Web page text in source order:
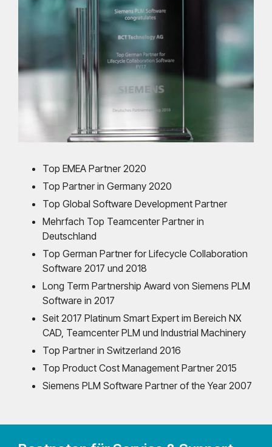
Top EMEA Partner 2020
Top Partner in Germany 2020
Top Global Software Development Partner
Mehrfach Top Teamcenter Partner in
Deutschland
Top German Partner for Lifecycle Collaboration
Software 2017 und 2018
Long Term Partnership Award von Siemens PLM
Software in 2017
Seit 2017 Platinum Smart Expert im Bereich NX
CAD, Teamcenter PLM und Industrial Machinery
Top Partner in Switzerland 2016
Top Product Cost Management Partner 2015
Siemens PLM Software Partner of the Year 2007